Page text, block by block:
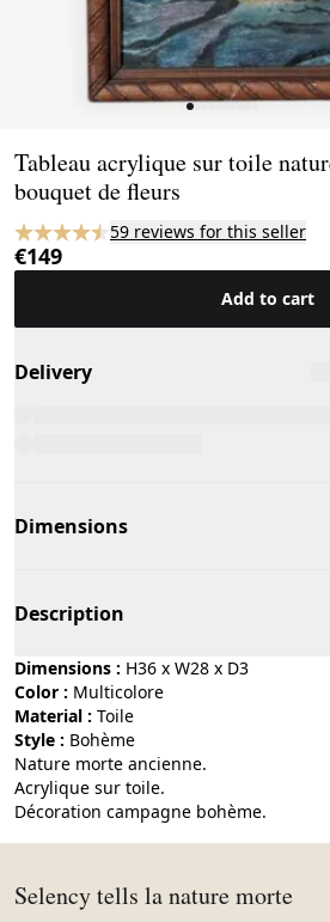
Tableau acrylique sur toile
bouquet de fleurs
59 reviews for this seller
€149
Add to cart
Delivery
Dimensions
Description
Dimensions : H36 x W28 x D3
Color :
multicolore
Material :
toile
Style :
bohème
Nature morte ancienne.
Acrylique sur toile.
Décoration campagne bohème.
Selency tells la nature morte